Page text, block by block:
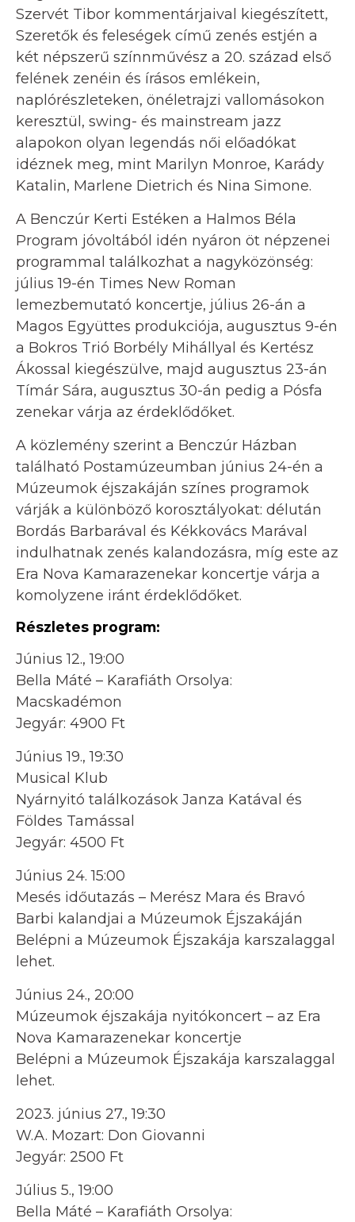
Szervét Tibor kommentárjaival kiegészített,
Szeretők és feleségek című zenés estjén a
két népszerű színnművész a 20. század első
felének zenéin és írásos emlékein,
naplórészleteken, önéletrajzi vallomásokon
keresztül, swing- és mainstream jazz
alapokon olyan legendás női előadókat
idéznek meg, mint Marilyn Monroe, Karády
Katalin, Marlene Dietrich és Nina Simone.
A Benczúr Kerti Estéken a Halmos Béla
Program jóvoltából idén nyáron öt népzenei
programmal találkozhat a nagyközönség:
július 19-én Times New Roman
lemezbemutató koncertje, július 26-án a
Magos Együttes produkciója, augusztus 9-én
a Bokros Trió Borbély Mihállyal és Kertész
Ákossal kiegészülve, majd augusztus 23-án
Tímár Sára, augusztus 30-án pedig a Pósfa
zenekar várja az érdeklődőket.
A közlemény szerint a Benczúr Házban
található Postamúzeumban június 24-én a
Múzeumok éjszakáján színes programok
várják a különböző korosztályokat: délután
Bordás Barbarával és Kékkovács Marával
indulhatnak zenés kalandozásra, míg este az
Era Nova Kamarazenekar koncertje várja a
komolyzene iránt érdeklődőket.
Részletes program:
Június 12., 19:00
Bella Máté – Karafiáth Orsolya:
Macskadémon
Jegyár: 4900 Ft
Június 19., 19:30
Musical Klub
Nyárnyitó találkozások Janza Katával és
Földes Tamással
Jegyár: 4500 Ft
Június 24. 15:00
Mesés időutazás – Merész Mara és Bravó
Barbi kalandjai a Múzeumok Éjszakáján
Belépni a Múzeumok Éjszakája karszalaggal
lehet.
Június 24., 20:00
Múzeumok éjszakája nyitókoncert – az Era
Nova Kamarazenekar koncertje
Belépni a Múzeumok Éjszakája karszalaggal
lehet.
2023. június 27., 19:30
W.A. Mozart: Don Giovanni
Jegyár: 2500 Ft
Július 5., 19:00
Bella Máté – Karafiáth Orsolya: